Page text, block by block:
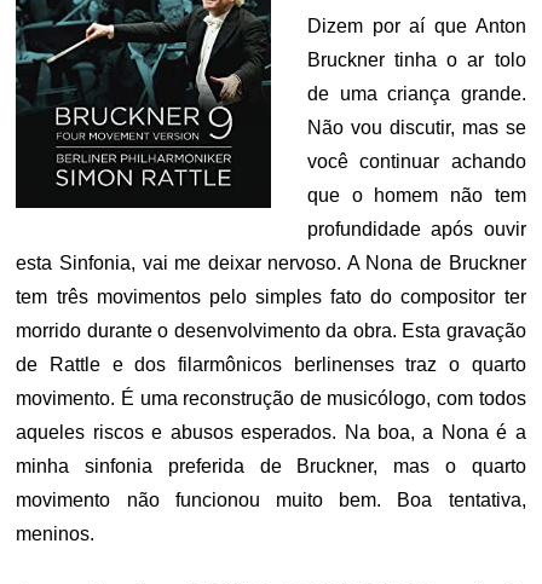
Dizem por aí que Anton
Bruckner tinha o ar tolo
de uma criança grande.
Não vou discutir, mas se
você continuar achando
que o homem não tem
profundidade após ouvir
esta Sinfonia, vai me deixar nervoso. A Nona de Bruckner
tem três movimentos pelo simples fato do compositor ter
morrido durante o desenvolvimento da obra. Esta gravação
de Rattle e dos filarmônicos berlinenses traz o quarto
movimento. É uma reconstrução de musicólogo, com todos
aqueles riscos e abusos esperados. Na boa, a Nona é a
minha sinfonia preferida de Bruckner, mas o quarto
movimento não funcionou muito bem. Boa tentativa,
meninos.